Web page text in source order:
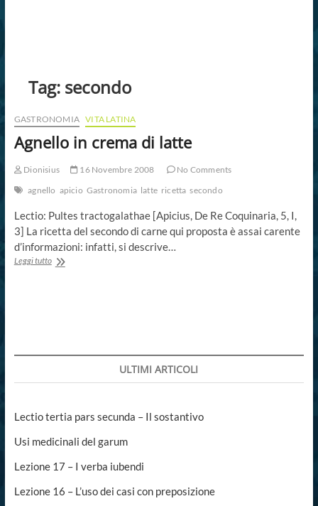
Tag: secondo
GASTRONOMIA VITA LATINA
Agnello in crema di latte
Dionisius 16 Novembre 2008
No Comments
agnello apicio Gastronomia latte ricetta secondo
Lectio: Pultes tractogalathae [Apicius, De Re Coquinaria, 5, I,
3] La ricetta del secondo di carne qui proposta è assai carente
d’informazioni: infatti, si descrive…
Leggi tuttoAgnello
ULTIMI ARTICOLI
Lectio tertia pars secunda – Il sostantivo
Usi medicinali del garum
Lezione 17 – I verba iubendi
Lezione 16 – L’uso dei casi con preposizione